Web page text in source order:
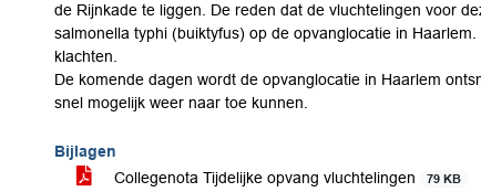
de Rijnkade te liggen. De reden dat de vluchtelingen voor
salmonella typhi (buiktyfus) op de opvanglocatie in
klachten.
De komende dagen wordt de opvanglocatie in Haarlem
snel mogelijk weer naar toe kunnen.
Bijlagen
Collegenota Tijdelijke opvang vluchtelingen
79 KB